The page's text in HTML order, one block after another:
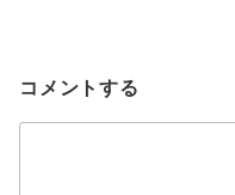
コメントする